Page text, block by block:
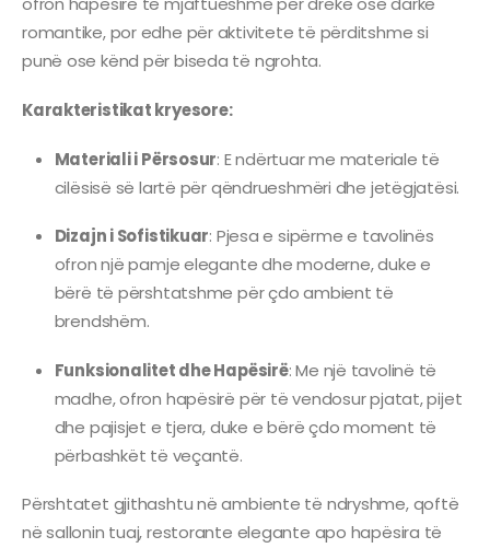
romantike, por edhe për aktivitete të përditshme si
punë ose kënd për biseda të ngrohta.
Karakteristikat kryesore:
Materiali i Përsosur: E ndërtuar me materiale të
cilësisë së lartë për qëndrueshmëri dhe jetëgjatësi.
Dizajn i Sofistikuar: Pjesa e sipërme e tavolinës
ofron një pamje elegante dhe moderne, duke e
bërë të përshtatshme për çdo ambient të
brendshëm.
Funksionalitet dhe Hapësirë: Me një tavolinë të
madhe, ofron hapësirë për të vendosur pjatat, pijet
dhe pajisjet e tjera, duke e bërë çdo moment të
përbashkët të veçantë.
Përshtatet gjithashtu në ambiente të ndryshme, qoftë
në sallonin tuaj, restorante elegante apo hapësira të